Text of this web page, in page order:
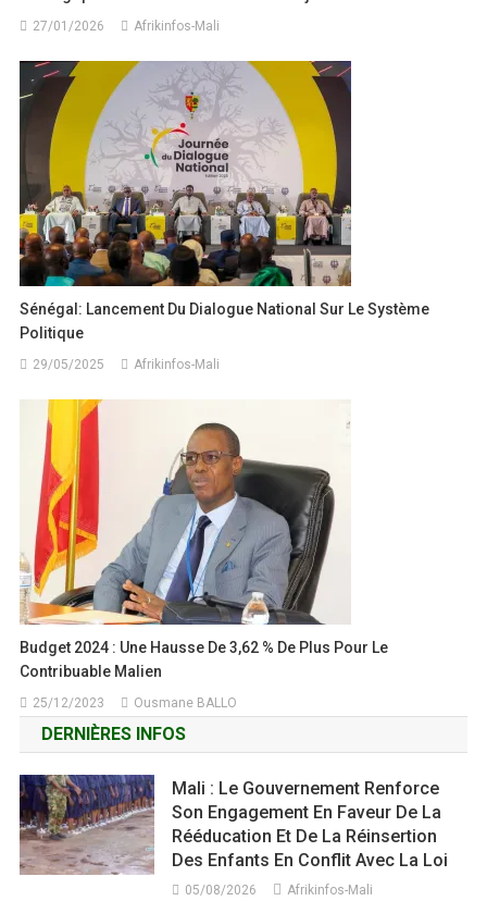
27/01/2026 Afrikinfos-Mali
Sénégal: Lancement Du Dialogue National Sur Le Système
Politique
29/05/2025 Afrikinfos-Mali
Budget 2024 : Une Hausse De 3,62 % De Plus Pour Le
Contribuable Malien
25/12/2023 Ousmane BALLO
DERNIÈRES INFOS
Mali : Le Gouvernement Renforce
Son Engagement En Faveur De La
Rééducation Et De La Réinsertion
Des Enfants En Conflit Avec La Loi
05/08/2026 Afrikinfos-Mali